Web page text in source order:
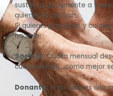
sustenta únicamente a
quienes la apoyan.
Si quieres participar y
hacerlo:
Socio/a:Cuota mensual
cuatrimestral…¡como mejor
Donante:Si no quieres una